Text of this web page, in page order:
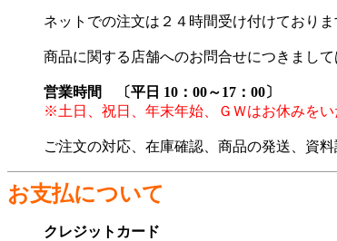
ネットでの注文は２４時間受け付けておりま
商品に関する店舗へのお問合せにつきまし
営業時間 〔平日 10：00～17：00〕
※土日、祝日、年末年始、ＧＷはお休みをい
ご注文の対応、在庫確認、商品の発送、資
お支払について
クレジットカード